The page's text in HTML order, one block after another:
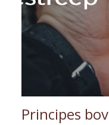
Principes